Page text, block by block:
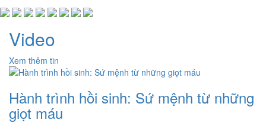
Video
Xem thêm tin
Hành trình hồi sinh: Sứ mệnh từ những
giọt máu